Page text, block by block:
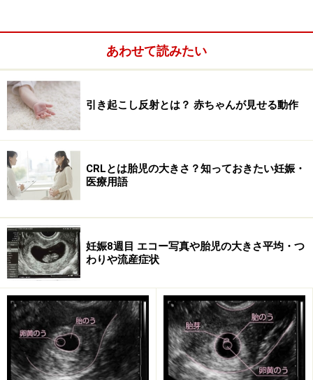
おすすめ
妊娠12週目の胎児の発達
妊娠12週（妊娠4ヶ月）エコー写真・超音波写真
妊娠12週目：受精から70～76日目
胎児の大きさ：頭殿長（座高）6cm
あわせて読みたい
引き起こし反射とは？ 赤ちゃんが見せる動作
CRLとは胎児の大きさ？知っておきたい妊娠・
医療用語
妊娠8週目 エコー写真や胎児の大きさ平均・つ
わりや流産症状